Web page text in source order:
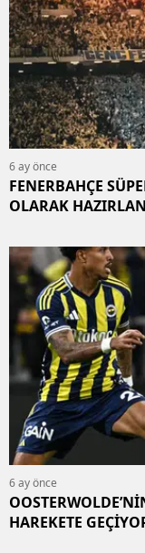
6 ay önce
FENERBAHÇE
OLARAK
6 ay önce
HAREKETE